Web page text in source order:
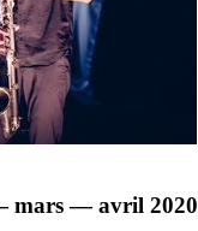
mars — avril 2020